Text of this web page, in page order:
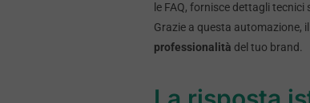
le FAQ, fornisce dettagli
Grazie a questa automazione,
professionalità del tuo brand.